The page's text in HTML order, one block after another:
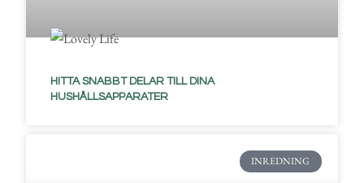
HITTA SNABBT DELAR TILL DINA
HUSHÅLLSAPPARATER
INREDNING